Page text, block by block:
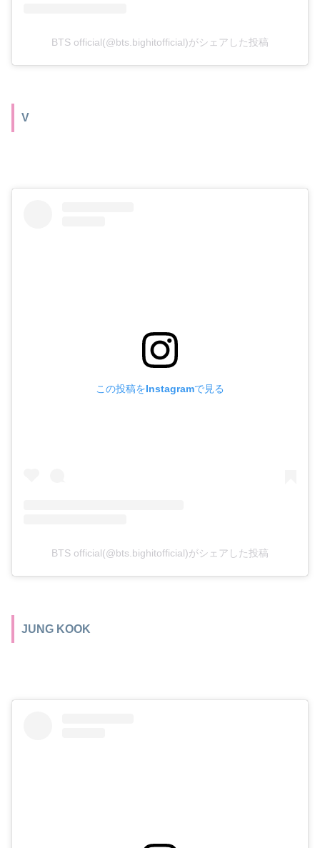
BTS official(@bts.bighitofficial)がシェアした投稿
V
この投稿をInstagramで見る
BTS official(@bts.bighitofficial)がシェアした投稿
JUNG KOOK